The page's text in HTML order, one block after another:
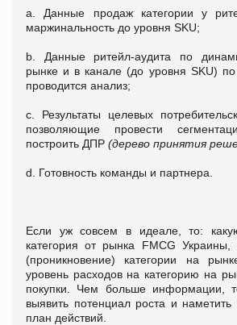
a. Данные продаж категории у
маржинальность до уровня SKU;
b. Данные ритейл-аудита по
рынке и в канале (до уровня SKU) по
проводится анализ;
c. Результаты целевых
позволяющие провести
построить ДПР (дерево принятия
d. Готовность команды и партнера.
Если уж совсем в идеале, то:
категория от рынка FMCG Украины,
(проникновение) категории на
уровень расходов на категорию на
покупки. Чем больше информации,
выявить потенциал роста и наметить
план действий.